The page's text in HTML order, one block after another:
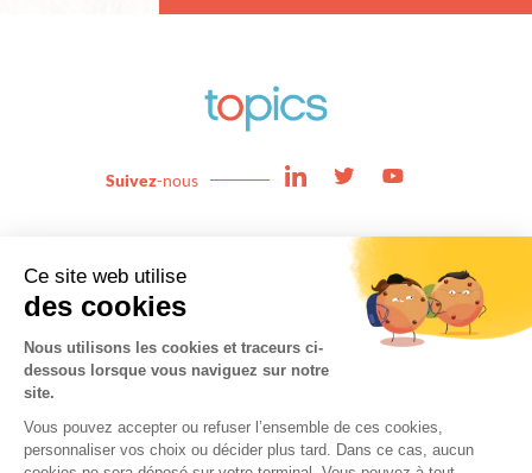
Enjeux
Expertises
News
About
Contact
Suivez-nous
Cookies